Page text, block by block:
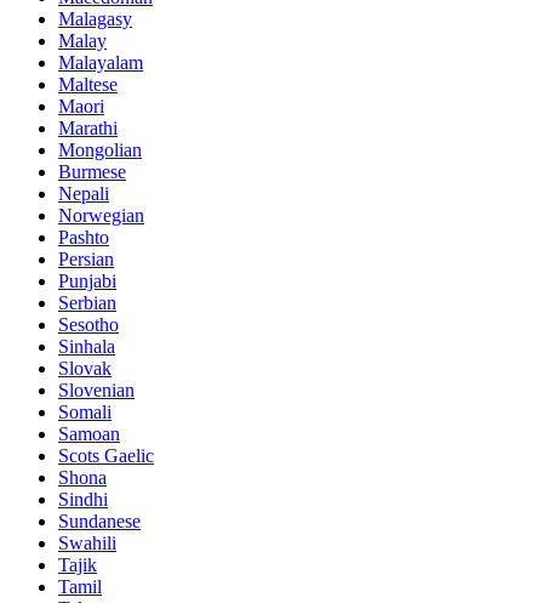
Malagasy
Malay
Malayalam
Maltese
Maori
Marathi
Mongolian
Burmese
Nepali
Norwegian
Pashto
Persian
Punjabi
Serbian
Sesotho
Sinhala
Slovak
Slovenian
Somali
Samoan
Scots Gaelic
Shona
Sindhi
Sundanese
Swahili
Tajik
Tamil